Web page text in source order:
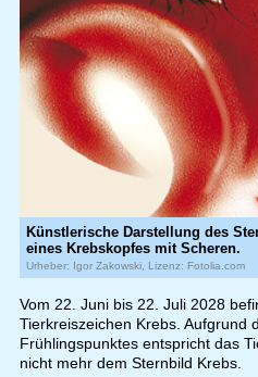
Künstlerische Darstellung des
eines Krebskopfes mit Scheren.
Urheber: Igor Zakowski, Lizenz: Fotolia.com
Vom 22. Juni bis 22. Juli 2028
Tierkreiszeichen Krebs. Aufgrund
Frühlingspunktes entspricht das
nicht mehr dem Sternbild Krebs.